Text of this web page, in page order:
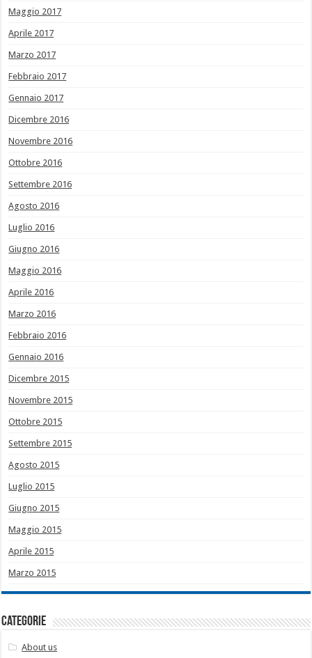
Maggio 2017
Aprile 2017
Marzo 2017
Febbraio 2017
Gennaio 2017
Dicembre 2016
Novembre 2016
Ottobre 2016
Settembre 2016
Agosto 2016
Luglio 2016
Giugno 2016
Maggio 2016
Aprile 2016
Marzo 2016
Febbraio 2016
Gennaio 2016
Dicembre 2015
Novembre 2015
Ottobre 2015
Settembre 2015
Agosto 2015
Luglio 2015
Giugno 2015
Maggio 2015
Aprile 2015
Marzo 2015
Categorie
About us